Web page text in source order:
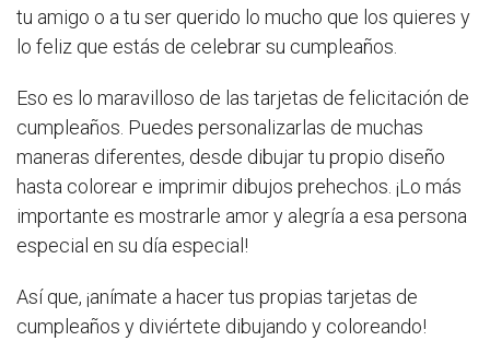
tu amigo o a tu ser querido lo mucho que los quieres y
lo feliz que estás de celebrar su cumpleaños.
Eso es lo maravilloso de las tarjetas de felicitación de
cumpleaños. Puedes personalizarlas de muchas
maneras diferentes, desde dibujar tu propio diseño
hasta colorear e imprimir dibujos prehechos. ¡Lo más
importante es mostrarle amor y alegría a esa persona
especial en su día especial!
Así que, ¡anímate a hacer tus propias tarjetas de
cumpleaños y diviértete dibujando y coloreando!